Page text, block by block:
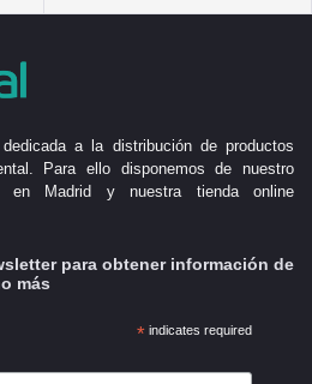
a la distribución de productos
Para ello disponemos de nuestro
en Madrid y nuestra tienda online
para obtener información de
más
*indicates required